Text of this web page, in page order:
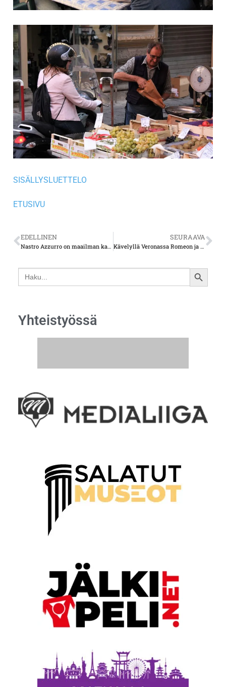
SISÄLLYSLUETTELO
ETUSIVU
EDELLINEN
Nastro Azzurro on maailman kaunein tie
SEURAAVA
Kävelyllä Veronassa Romeon ja Julian kaupungissa
Search
for:
SEARCH
Yhteistyössä